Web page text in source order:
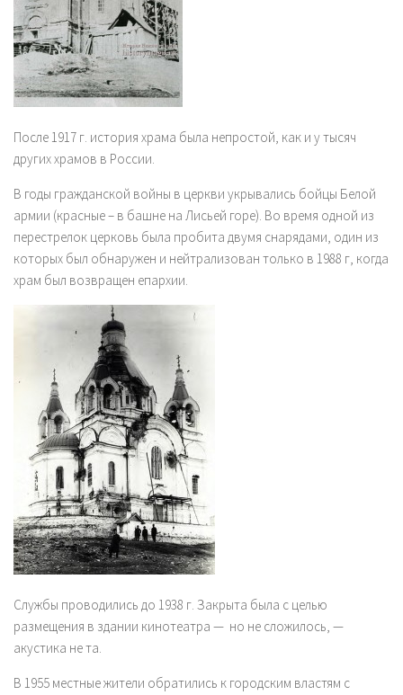
После 1917 г. история храма была непростой, как и у тысяч
других храмов в России.
В годы гражданской войны в церкви укрывались бойцы Белой
армии (красные – в башне на Лисьей горе). Во время одной из
перестрелок церковь была пробита двумя снарядами, один из
которых был обнаружен и нейтрализован только в 1988 г, когда
храм был возвращен епархии.
Службы проводились до 1938 г. Закрыта была с целью
размещения в здании кинотеатра — но не сложилось, —
акустика не та.
В 1955 местные жители обратились к городским властям с